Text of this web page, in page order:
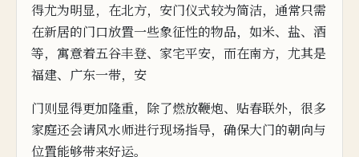
得尤为明显，在北方，安门仪式较为简洁，通常只需
在新居的门口放置一些象征性的物品， 如米、盐、酒
等，寓意着五谷丰登、家宅平安，而在南方，尤其是
福建、广东一带，安
门则显得更加隆重，除了燃放鞭炮、贴春联外，很多
家庭还会请风水师进行现场指导，确保大门的朝向与
位置能够带来好运。